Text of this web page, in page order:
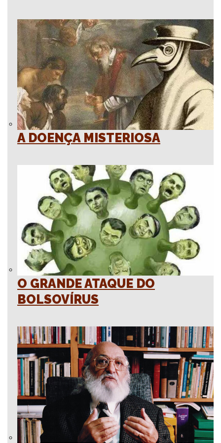
A DOENÇA MISTERIOSA
O GRANDE ATAQUE DO
BOLSOVÍRUS